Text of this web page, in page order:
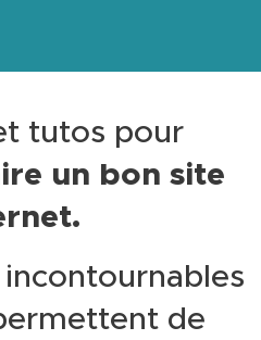
tutos pour
un bon site
de